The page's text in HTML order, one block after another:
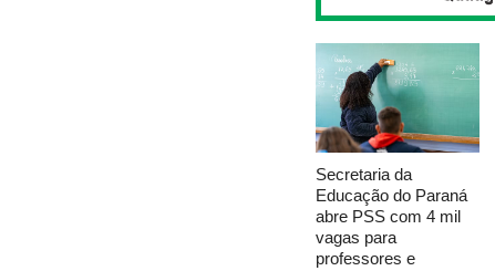
Secretaria da
Educação do Paraná
abre PSS com 4 mil
vagas para
professores e